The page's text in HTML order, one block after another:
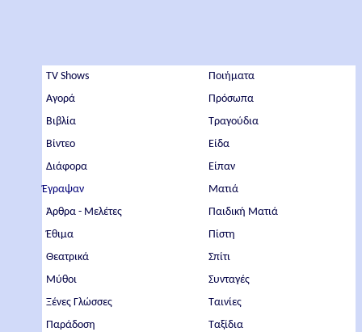
TV Shows
Αγορά
Βιβλία
Βίντεο
Διάφορα
Έγραψαν
Άρθρα - Μελέτες
Έθιμα
Θεατρικά
Μύθοι
Ξένες Γλώσσες
Παράδοση
Ποιήματα
Πρόσωπα
Τραγούδια
Είδα
Είπαν
Ματιά
Παιδική Ματιά
Πίστη
Σπίτι
Συνταγές
Ταινίες
Ταξίδια